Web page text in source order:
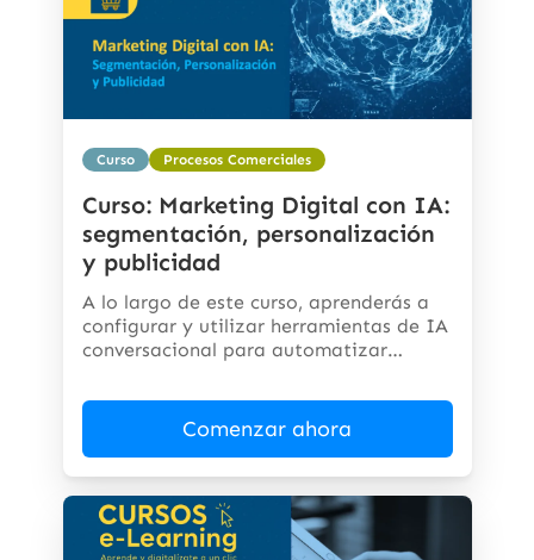
Curso Procesos Comerciales
Curso: Marketing Digital con IA:
segmentación, personalización
y publicidad
A lo largo de este curso, aprenderás a
configurar y utilizar herramientas de IA
conversacional para automatizar
Comenzar ahora